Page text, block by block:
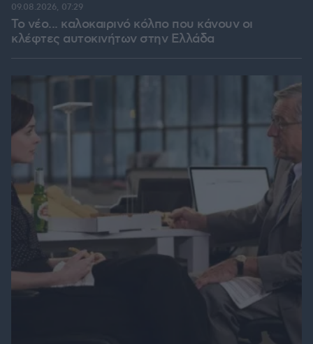
Το νέο... καλοκαιρινό κόλπο που κάνουν οι
κλέφτες αυτοκινήτων στην Ελλάδα
09.08.2026, 07:29